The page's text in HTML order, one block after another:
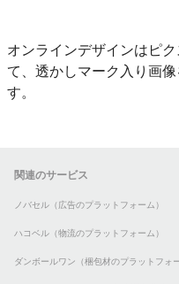
オンラインデザインはピ
て、透かしマーク入り画
す。
関連のサービス
ノバセル（広告のプラットフォーム）
ハコベル（物流のプラットフォーム）
ダンボールワン（梱包材のプラットフォー